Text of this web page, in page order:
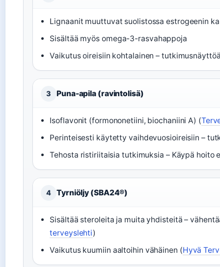
Lignaanit muuttuvat suolistossa estrogeenin
Sisältää myös omega-3-rasvahappoja
Vaikutus oireisiin kohtalainen –
3 Puna-apila (ravintolisä)
Isoflavonit (formononetiini, biochaniini A) (
Perinteisesti käytetty vaihdevuosioireisiin –
Tehosta ristiriitaisia tutkimuksia – Käypä hoito
4 Tyrniöljy (SBA24®)
Sisältää steroleita ja muita yhdisteitä –
terveyslehti)
Vaikutus kuumiin aaltoihin vähäinen (Hyvä